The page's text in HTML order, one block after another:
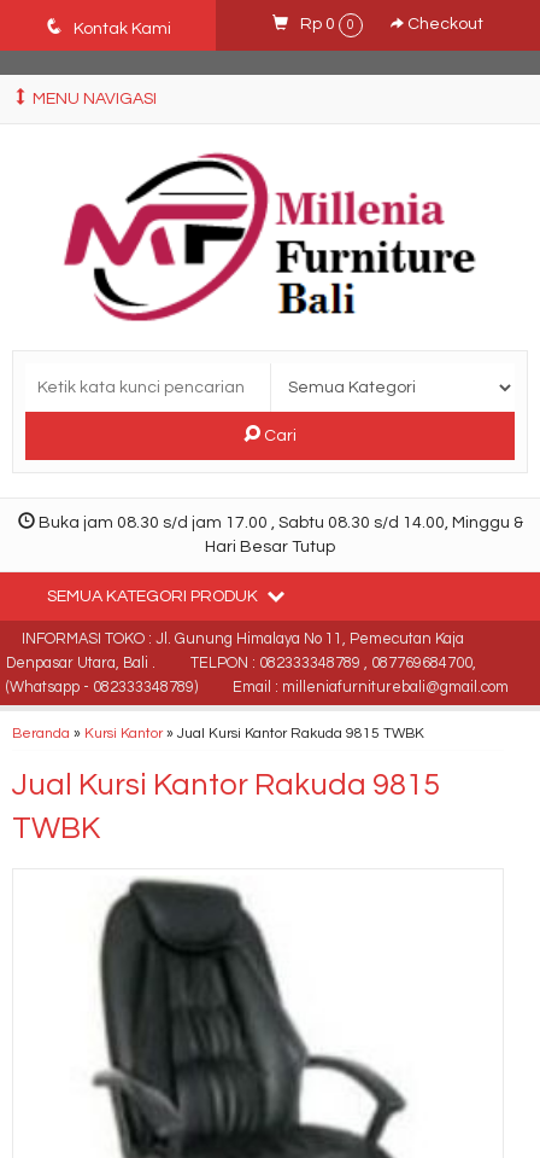
Ffn26mCseQzwzJTw3smpNE8Nti1cAw6hYZWaSDjvoqs
q Kontak Kami Rp 0 0 Checkout
MENU NAVIGASI
Cari
Buka jam 08.30 s/d jam 17.00 , Sabtu 08.30 s/d 14.00, Minggu &
Hari Besar Tutup
SEMUA KATEGORI PRODUK
INFORMASI TOKO : Jl. Gunung Himalaya No 11, Pemecutan Kaja
Denpasar Utara, Bali .
TELPON : 082333348789 , 087769684700,
(Whatsapp - 082333348789)
Email : milleniafurniturebali@gmail.com
Beranda » Kursi Kantor» Jual Kursi Kantor Rakuda 9815 TWBK
Jual Kursi Kantor Rakuda 9815
TWBK